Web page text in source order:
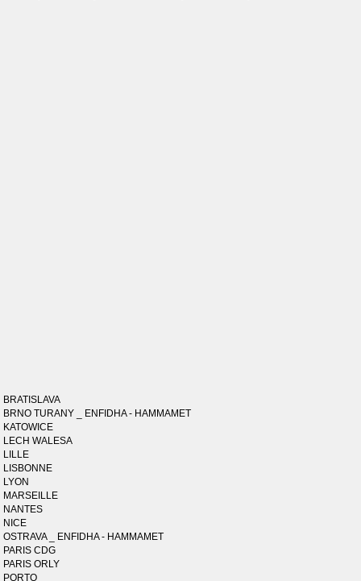
BRATISLAVA
BRNO TURANY _ ENFIDHA - HAMMAMET
KATOWICE
LECH WALESA
LILLE
LISBONNE
LYON
MARSEILLE
NANTES
NICE
OSTRAVA _ ENFIDHA - HAMMAMET
PARIS CDG
PARIS ORLY
PORTO